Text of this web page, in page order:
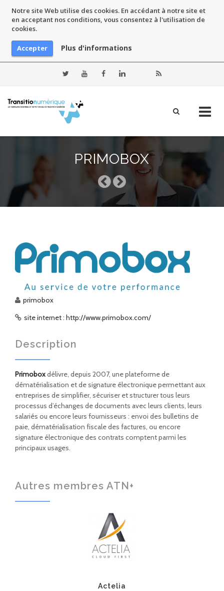
Notre site Web utilise des cookies. En accédant à notre site et
en acceptant nos conditions, vous consentez à l'utilisation de
cookies.
Accepter Plus d'informations
PRIMOBOX
primobox
site internet : http://www.primobox.com/
Description
Primoboxdélivre, depuis 2007, une plateforme de
dématérialisation et de signature électronique permettant aux
entreprises de simplifier, sécuriser et structurer tous leurs
processus d’échanges de documents avec leurs clients, leurs
salariés ou encore leurs fournisseurs : envoi des bulletins de
paie, dématérialisation fiscale des factures, ou encore
signature électronique des contrats comptent parmi les
principaux usages.
Autres membres ATN+
Actelia